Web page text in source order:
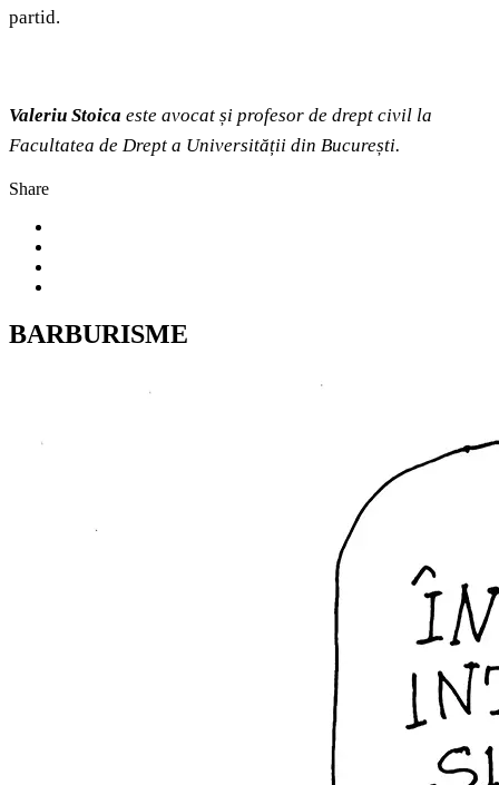
partid.
Valeriu Stoica este avocat și profesor de drept civil la
Facultatea de Drept a Universității din București.
Share
BARBURISME